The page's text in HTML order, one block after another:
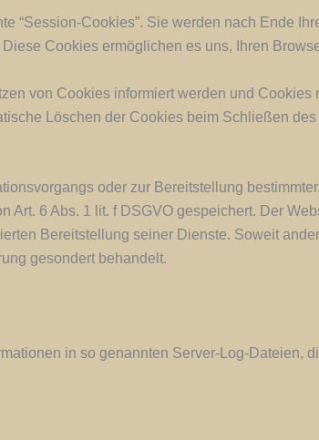
“Session-Cookies”. Sie werden nach Ende
Cookies ermöglichen es uns, Ihren
von Cookies informiert werden und
Löschen der Cookies beim Schließen
oder zur Bereitstellung
Art. 6 Abs. 1 lit. f DSGVO gespeichert. Der
Bereitstellung seiner Dienste. Soweit
gesondert behandelt.
in so genannten Server-Log-Dateien,